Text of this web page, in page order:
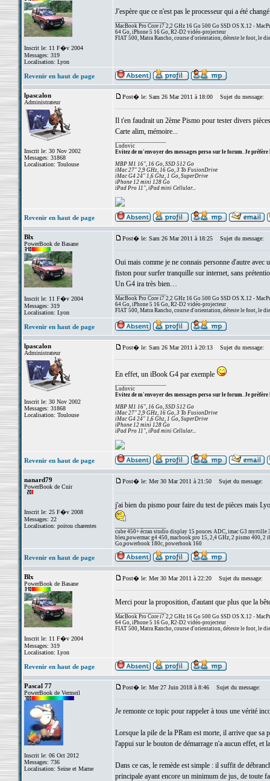
Inscrit le: 11 F�v 2004
Messages: 319
Localisation: Lyon
J'espère que ce n'est pas le processeur qui a été
MacBook Pro Core i7 2,2 GHz 16 Go 500 Go SSD OS X.12 -
64 Go, iPhone 5 16 Go, R2-D2 vidéo-projecteur
FIAT 500, Matra Rancho, course d'orientation, déteste le foot, le
Revenir en haut de page
lpascalon
Administrateur
Inscrit le: 30 Nov 2002
Messages: 31868
Localisation: Toulouse
Post� le: Sam 26 Mar 2011 à 18:00 Sujet du message:
Il t'en faudrait un 2ème Pismo pour tester divers
Carte alim, mémoire...
Ludovic
Evitez de m'envoyer des messages perso sur le forum. Je préfère
MBP M1 16", 16 Go, SSD 512 Go
iMac 27" 2,9 GHz, 16 Go, 3 To FusionDrive
iMac G4 24" 1,6 Ghz, 1 Go, SuperDrive
iPhone 12 mini 128 Go
iPad Pro 11", iPad mini Cellular...
Revenir en haut de page
Blx
PowerBook de Basane
Inscrit le: 11 F�v 2004
Messages: 319
Localisation: Lyon
Post� le: Sam 26 Mar 2011 à 18:25 Sujet du message:
Oui mais comme je ne connais personne d'autre avec
fiston pour surfer tranquille sur internet, sans
Un G4 ira très bien…
MacBook Pro Core i7 2,2 GHz 16 Go 500 Go SSD OS X.12 -
64 Go, iPhone 5 16 Go, R2-D2 vidéo-projecteur
FIAT 500, Matra Rancho, course d'orientation, déteste le foot, le
Revenir en haut de page
lpascalon
Administrateur
Inscrit le: 30 Nov 2002
Messages: 31868
Localisation: Toulouse
Post� le: Sam 26 Mar 2011 à 20:13 Sujet du message:
En effet, un iBook G4 par exemple
Ludovic
Evitez de m'envoyer des messages perso sur le forum. Je préfère
MBP M1 16", 16 Go, SSD 512 Go
iMac 27" 2,9 GHz, 16 Go, 3 To FusionDrive
iMac G4 24" 1,6 Ghz, 1 Go, SuperDrive
iPhone 12 mini 128 Go
iPad Pro 11", iPad mini Cellular...
Revenir en haut de page
nanard79
PowerBook de Cuir
Inscrit le: 25 F�v 2008
Messages: 22
Localisation: poitou charentes
Post� le: Mer 30 Mar 2011 à 21:50 Sujet du message:
j'ai bien du pismo pour faire du test de pièces mais
cube 450+ écran studio display 15 pouces ADC, imac G3 myrtille
bleu,powermac g4 450, macbook pro 15, 2,4 GHz, 2 pismo 400,
Go,powerbook 180c, powerbook 160
Revenir en haut de page
Blx
PowerBook de Basane
Inscrit le: 11 F�v 2004
Messages: 319
Localisation: Lyon
Post� le: Mer 30 Mar 2011 à 22:20 Sujet du message:
Merci pour la proposition, d'autant que plus que la
MacBook Pro Core i7 2,2 GHz 16 Go 500 Go SSD OS X.12 -
64 Go, iPhone 5 16 Go, R2-D2 vidéo-projecteur
FIAT 500, Matra Rancho, course d'orientation, déteste le foot, le
Revenir en haut de page
Pascal 77
PowerBook de Vermeil
Inscrit le: 06 Oct 2012
Messages: 736
Localisation: Seine et Marne
Post� le: Mer 27 Juin 2018 à 8:46 Sujet du message:
Je remonte ce topic pour rappeler à tous une vérité
Lorsque la pile de la PRam est morte, il arrive que sa
l'appui sur le bouton de démarrage n'a aucun effet, et
Dans ce cas, le remède est simple : il suffit de
principale ayant encore un minimum de jus, de toute